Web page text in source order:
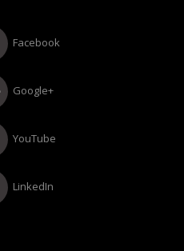
Facebook
Google+
YouTube
LinkedIn